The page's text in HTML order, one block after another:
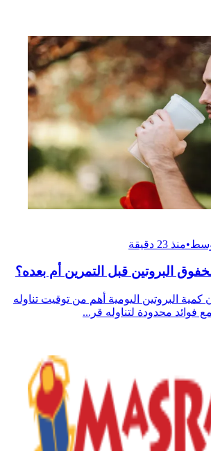
•منذ 23 دقيقة
البروتين قبل التمرين أم بعده؟
البروتين اليومية أهم من توقيت تناوله
فوائد محدودة لتناوله قر...